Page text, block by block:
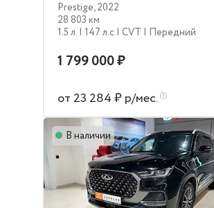
Prestige,2022
28 803 км
1.5 л. | 147 л.c | CVT | Передний
1 799 000 ₽
от 23 284 ₽ р/мес.
В наличии